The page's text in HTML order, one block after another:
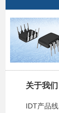
关于我们
IDT产品线